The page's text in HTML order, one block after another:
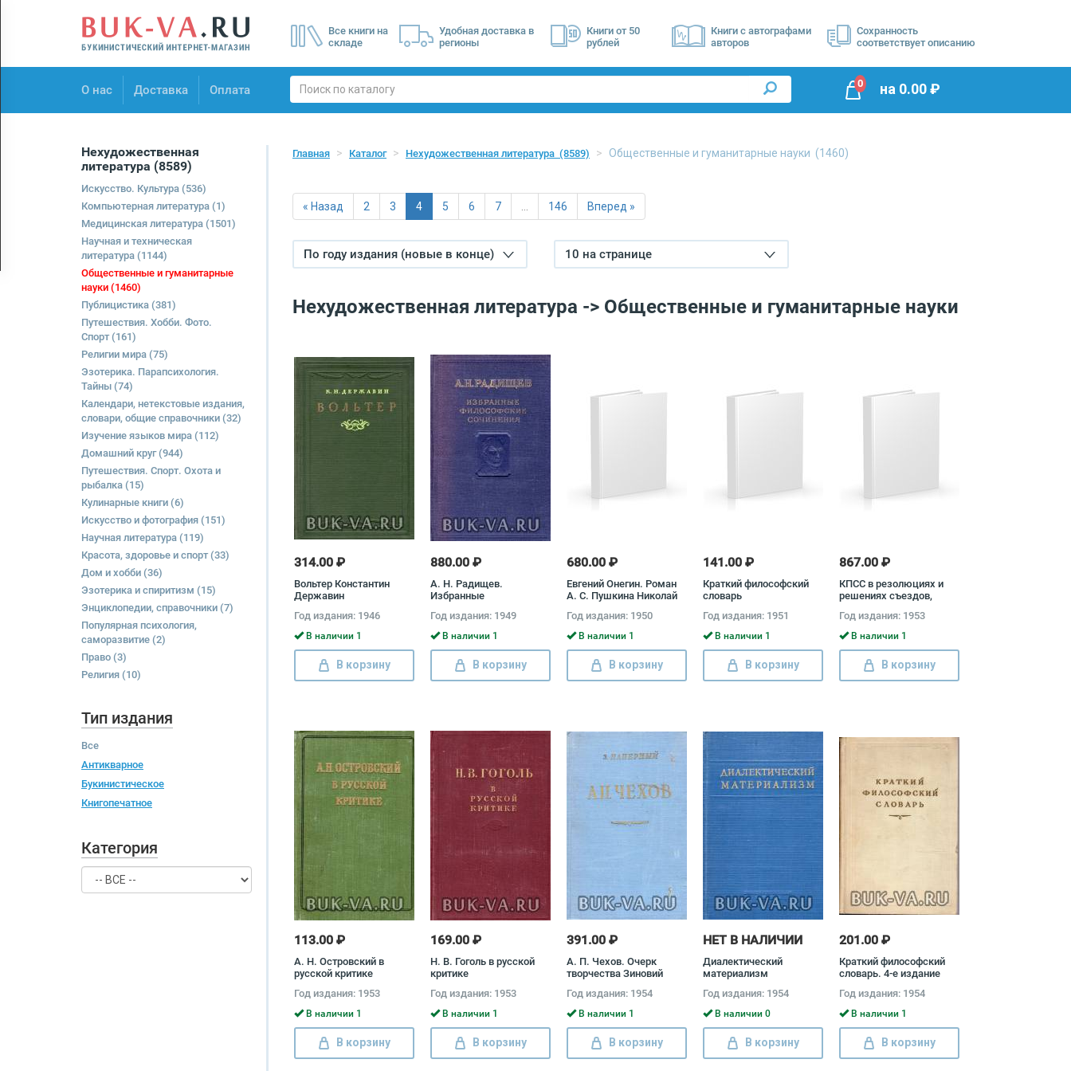
Все книги на
складе
Удобная доставка в
регионы
Книги от 50
рублей
Книги с автографами
авторов
Сохранность
соответствует описанию
О нас Доставка Оплата
О нас
0 на 0.00₽
Нехудожественная
литература (8589)
Искусство. Культура (536)
Компьютерная литература (1)
Медицинская литература (1501)
Научная и техническая
литература (1144)
Общественные и гуманитарные
науки (1460)
Публицистика (381)
Путешествия. Хобби. Фото.
Спорт(161)
Религии мира (75)
Эзотерика. Парапсихология.
Тайны (74)
Календари, нетекстовые издания,
словари, общие справочники (32)
Изучение языков мира (112)
Домашний круг(944)
Путешествия. Спорт. Охота и
рыбалка (15)
Кулинарные книги (6)
Искусство и фотография (151)
Научная литература (119)
Красота, здоровье и спорт(33)
Дом и хобби (36)
Эзотерика и спиритизм (15)
Энциклопедии, справочники (7)
Популярная психология,
саморазвитие (2)
Право (3)
Религия (10)
Тип издания
Все
Антикварное
Букинистическое
Книгопечатное
Категория
Главная Каталог Нехудожественная литература (8589) Общественные и гуманитарные науки (1460)
« Назад 2 3 4 5 6 7 146 Вперед »
По году издания (новые в конце) 10 на странице
Нехудожественная литература -> Общественные и гуманитарные науки
314.00 ₽
Вольтер Константин
Державин
Год издания: 1946
В наличии 1
В корзину
880.00 ₽
А. Н. Радищев.
Избранные
Александр Радищев
Год издания: 1949
В наличии 1
В корзину
680.00 ₽
Евгений Онегин. Роман
А. С. Пушкина Николай
Год издания: 1950
В наличии 1
В корзину
141.00 ₽
Краткий философский
словарь
Год издания: 1951
В наличии 1
В корзину
867.00 ₽
КПСС в резолюциях и
решениях съездов,
ЦК (1898 - 1953). В двух
частях
Год издания: 1953
В наличии 1
В корзину
113.00 ₽
А. Н. Островский в
русской критике
Год издания: 1953
В наличии 1
В корзину
169.00 ₽
Н. В. Гоголь в русской
критике
Год издания: 1953
В наличии 1
В корзину
391.00 ₽
А. П. Чехов. Очерк
творчества Зиновий
Год издания: 1954
В наличии 1
В корзину
НЕТ В НАЛИЧИИ
Диалектический
материализм
Год издания: 1954
В наличии 0
В корзину
201.00 ₽
Краткий философский
словарь. 4-е издание
Год издания: 1954
В наличии 1
В корзину